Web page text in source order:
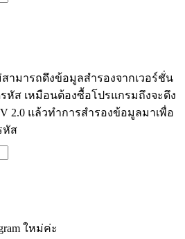
ามารถดึงข้อมูลสำรองจากเวอร์ชั่น
ส เหมือนต้องซื้อโปรแกรมถึงจะดึง
2.0 แล้วทำการสำรองข้อมูลมาเพื่อ
หัส
ใหม่ค่ะ